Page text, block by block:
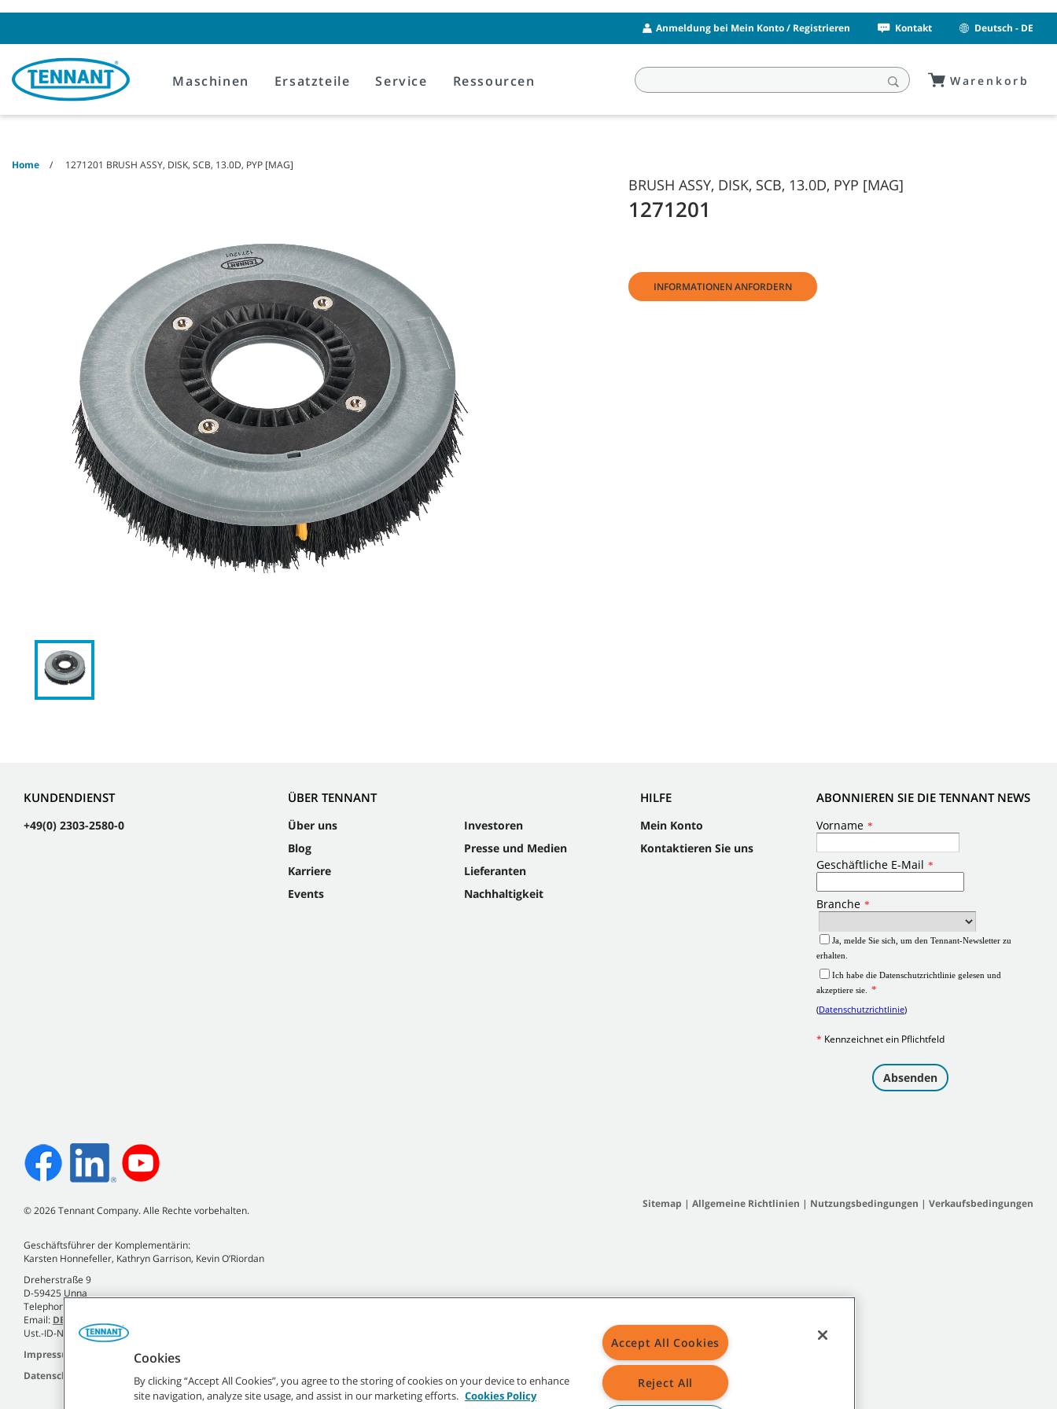
Anmeldung bei Mein Konto / Registrieren Kontakt Deutsch - DE
Maschinen Ersatzteile Service Ressourcen Warenkorb
Home 1271201 BRUSH ASSY, DISK, SCB, 13.0D, PYP [MAG]
BRUSH ASSY, DISK, SCB, 13.0D, PYP [MAG]
1271201
INFORMATIONEN ANFORDERN
KUNDENDIENST
+49(0) 2303-2580-0
ÜBER TENNANT
Über uns
Blog
Karriere
Events
Investoren
Presse und Medien
Lieferanten
Nachhaltigkeit
HILFE
Mein Konto
Kontaktieren Sie uns
ABONNIEREN SIE DIE TENNANT NEWS
©2026Tennant Company. Alle Rechte vorbehalten.
Geschäftsführer der Komplementärin:
Karsten Honnefeller, Kathryn Garrison, Kevin O’Riordan
Dreherstraße 9
D-59425 Unna
Telephone +49 (0)2303 2580-0
Email: DE.Info@tennantco.com
Ust.-ID-Nr. DE120810935
Impressum
Datenschutzrichtlinie
Sitemap | Allgemeine Richtlinien | Nutzungsbedingungen | Verkaufsbedingungen
Cookies
By clicking “Accept All Cookies”, you agree to the storing of cookies on your device to enhance
site navigation, analyze site usage, and assist in our marketing efforts. Cookies Policy
Accept All Cookies
Reject All